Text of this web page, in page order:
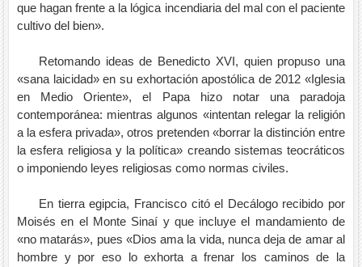
que hagan frente a la lógica incendiaria del mal con el paciente
cultivo del bien».
Retomando ideas de Benedicto XVI, quien propuso una
«sana laicidad» en su exhortación apostólica de 2012 «Iglesia
en Medio Oriente», el Papa hizo notar una paradoja
contemporánea: mientras algunos «intentan relegar la religión
a la esfera privada», otros pretenden «borrar la distinción entre
la esfera religiosa y la política» creando sistemas teocráticos
o imponiendo leyes religiosas como normas civiles.
En tierra egipcia, Francisco citó el Decálogo recibido por
Moisés en el Monte Sinaí y que incluye el mandamiento de
«no matarás», pues «Dios ama la vida, nunca deja de amar al
hombre y por eso lo exhorta a frenar los caminos de la